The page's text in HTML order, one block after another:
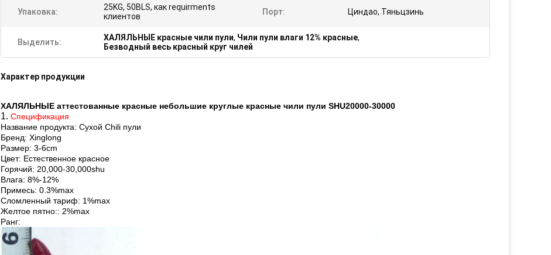
Упаковка:
25KG, 50BLS, как requirments
клиентов
Порт: Циндао, Тяньцзинь
Выделить: ХАЛЯЛЬНЫЕ красные чили пули, Чили пули влаги 12% красные,
Безводный весь красный круг чилей
Характер продукции
ХАЛЯЛЬНЫЕ аттестованные красные небольшие круглые красные чили пули SHU20000-30000
1. Спецификация
Название продукта: Сухой Chili пули
Бренд: Xinglong
Размер: 3-6cm
Цвет: Естественное красное
Горячий: 20,000-30,000shu
Влага: 8%-12%
Примесь: 0.3%max
Сломленный тариф: 1%max
Желтое пятно:: 2%max
Ранг: